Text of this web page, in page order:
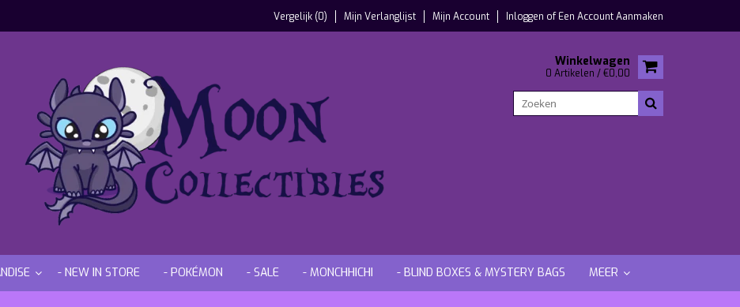
Vergelijk (0) Mijn Verlanglijst Mijn Account Inloggen ofEen Account Aanmaken
Winkelwagen
0 Artikelen / €0,00
- NEW IN STORE - POKÉMON - SALE - MONCHHICHI - BLIND BOXES & MYSTERY BAGS MEER